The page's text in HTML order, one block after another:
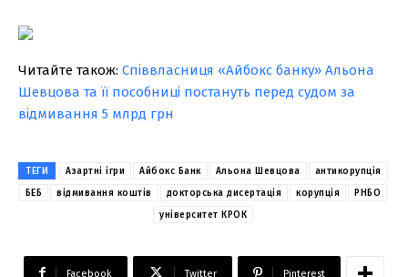
Читайте також: Співвласниця «Айбокс банку» Альона
Шевцова та її пособниці постануть перед судом за
відмивання 5 млрд грн
ТЕГИ Азартні ігри Айбокс Банк Альона Шевцова
антикорупція
БЕБ
відмивання коштів докторська дисертація корупція
РНБО
університет КРОК
Facebook Twitter Pinterest